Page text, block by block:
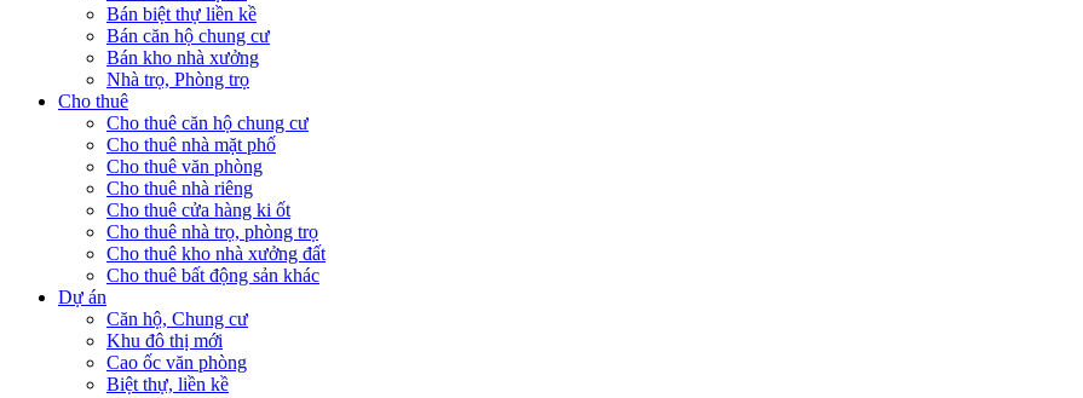
Bán biệt thự liền kề
Bán căn hộ chung cư
Bán kho nhà xưởng
Nhà trọ, Phòng trọ
Cho thuê
Cho thuê căn hộ chung cư
Cho thuê nhà mặt phố
Cho thuê văn phòng
Cho thuê nhà riêng
Cho thuê cửa hàng ki ốt
Cho thuê nhà trọ, phòng trọ
Cho thuê kho nhà xưởng đất
Cho thuê bất động sản khác
Dự án
Căn hộ, Chung cư
Khu đô thị mới
Cao ốc văn phòng
Biệt thự, liền kề